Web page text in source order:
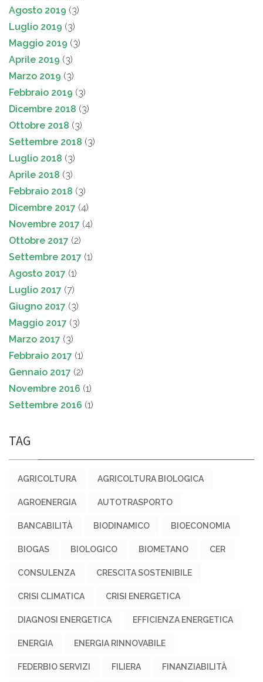
Agosto 2019 (3)
Luglio 2019 (3)
Maggio 2019 (3)
Aprile 2019 (3)
Marzo 2019 (3)
Febbraio 2019 (3)
Dicembre 2018 (3)
Ottobre 2018 (3)
Settembre 2018 (3)
Luglio 2018 (3)
Aprile 2018 (3)
Febbraio 2018 (3)
Dicembre 2017 (4)
Novembre 2017 (4)
Ottobre 2017 (2)
Settembre 2017 (1)
Agosto 2017 (1)
Luglio 2017 (7)
Giugno 2017 (3)
Maggio 2017 (3)
Marzo 2017 (3)
Febbraio 2017 (1)
Gennaio 2017 (2)
Novembre 2016 (1)
Settembre 2016 (1)
TAG
AGRICOLTURA AGRICOLTURA BIOLOGICA
AGROENERGIA AUTOTRASPORTO
BANCABILITÀ BIODINAMICO BIOECONOMIA
BIOGAS BIOLOGICO BIOMETANO CER
CONSULENZA CRESCITA SOSTENIBILE
CRISI CLIMATICA CRISI ENERGETICA
DIAGNOSI ENERGETICA EFFICIENZA ENERGETICA
ENERGIA ENERGIA RINNOVABILE
FEDERBIO SERVIZI FILIERA FINANZIABILITÀ